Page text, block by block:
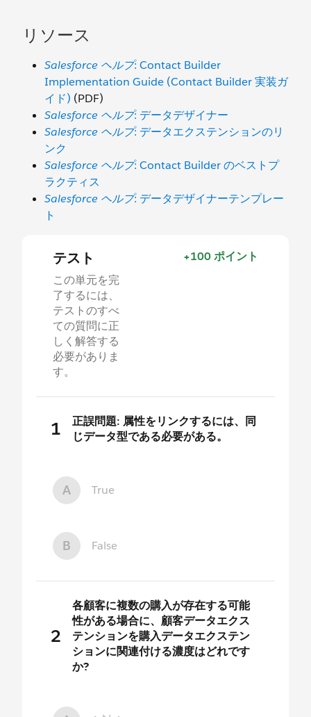
リソース
Salesforce ヘルプ: Contact Builder
Implementation Guide (Contact Builder 実装ガ
イド) (PDF)
Salesforce ヘルプ: データデザイナー
Salesforce ヘルプ: データエクステンションのリ
ンク
Salesforce ヘルプ: Contact Builder のベストプ
ラクティス
Salesforce ヘルプ: データデザイナーテンプレー
ト